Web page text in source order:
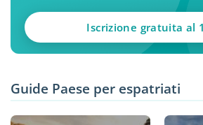
Iscrizione gratuita al
Guide Paese per espatriati